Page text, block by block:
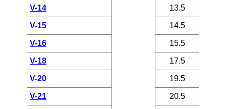
V-14 13.5
V-15 14.5
V-16 15.5
V-18 17.5
V-20 19.5
V-21 20.5